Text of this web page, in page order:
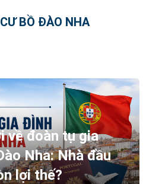
BỒ ĐÀO NHA
về đoàn tụ gia
Nha: Nhà đầu
lợi thế?